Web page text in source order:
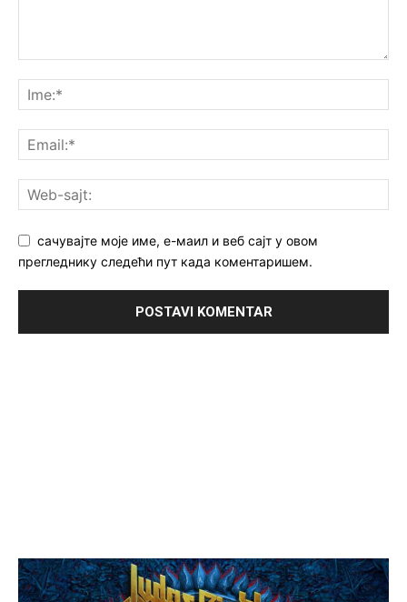
сачувајте моје име, е-маил и веб сајт у овом
прегледнику следећи пут када коментаришем.